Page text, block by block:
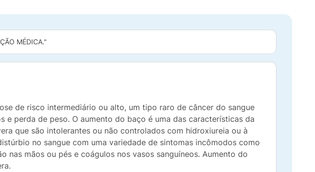
MÉDICA."
de risco intermediário ou alto, um tipo raro de câncer do sangue
perda de peso. O aumento do baço é uma das características da
que são intolerantes ou não controlados com hidroxiureia ou à
no sangue com uma variedade de sintomas incômodos como
mãos ou pés e coágulos nos vasos sanguíneos. Aumento do